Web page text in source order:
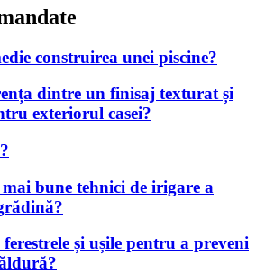
construirea unei piscine?
dintre un finisaj texturat și
exteriorul casei?
mai bune tehnici de irigare a
și ușile pentru a preveni